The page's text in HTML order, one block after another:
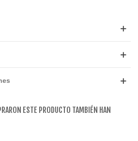
ESTE PRODUCTO TAMBIÉN HAN